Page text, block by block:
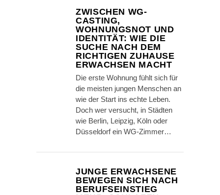
ZWISCHEN WG-
CASTING,
WOHNUNGSNOT UND
IDENTITÄT: WIE DIE
SUCHE NACH DEM
RICHTIGEN ZUHAUSE
ERWACHSEN MACHT
Die erste Wohnung fühlt sich für
die meisten jungen Menschen an
wie der Start ins echte Leben.
Doch wer versucht, in Städten
wie Berlin, Leipzig, Köln oder
Düsseldorf ein WG-Zimmer…
JUNGE ERWACHSENE
BEWEGEN SICH NACH
BERUFSEINSTIEG